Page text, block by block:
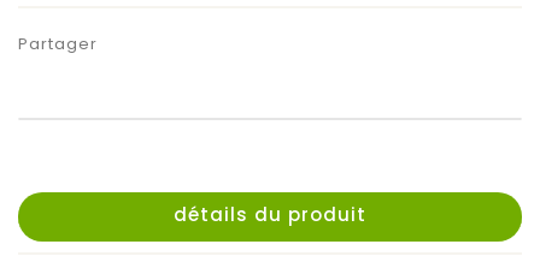
Partager
détails du produit